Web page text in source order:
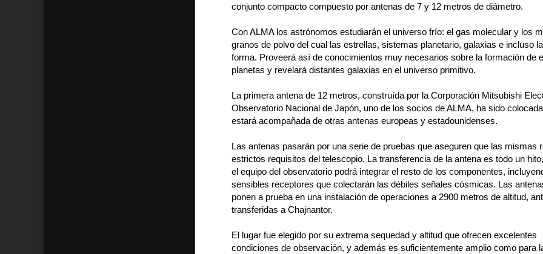
conjunto compacto compuesto por antenas de 7 y 12 metros de diámetro.
Con ALMA los astrónomos estudiarán el universo frío: el gas molecular y los
granos de polvo del cual las estrellas, sistemas planetario, galaxias e incluso
forma. Proveerá así de conocimientos muy necesarios sobre la formación de
planetas y revelará distantes galaxias en el universo primitivo.
La primera antena de 12 metros, construída por la Corporación Mitsubishi
Observatorio Nacional de Japón, uno de los socios de ALMA, ha sido
estará acompañada de otras antenas europeas y estadounidenses.
Las antenas pasarán por una serie de pruebas que aseguren que las mismas
estrictos requisitos del telescopio. La transferencia de la antena es todo un
el equipo del observatorio podrá integrar el resto de los componentes,
sensibles receptores que colectarán las débiles señales cósmicas. Las
ponen a prueba en una instalación de operaciones a 2900 metros de altitud,
transferidas a Chajnantor.
El lugar fue elegido por su extrema sequedad y altitud que ofrecen excelentes
condiciones de observación, y además es suficientemente amplio como para